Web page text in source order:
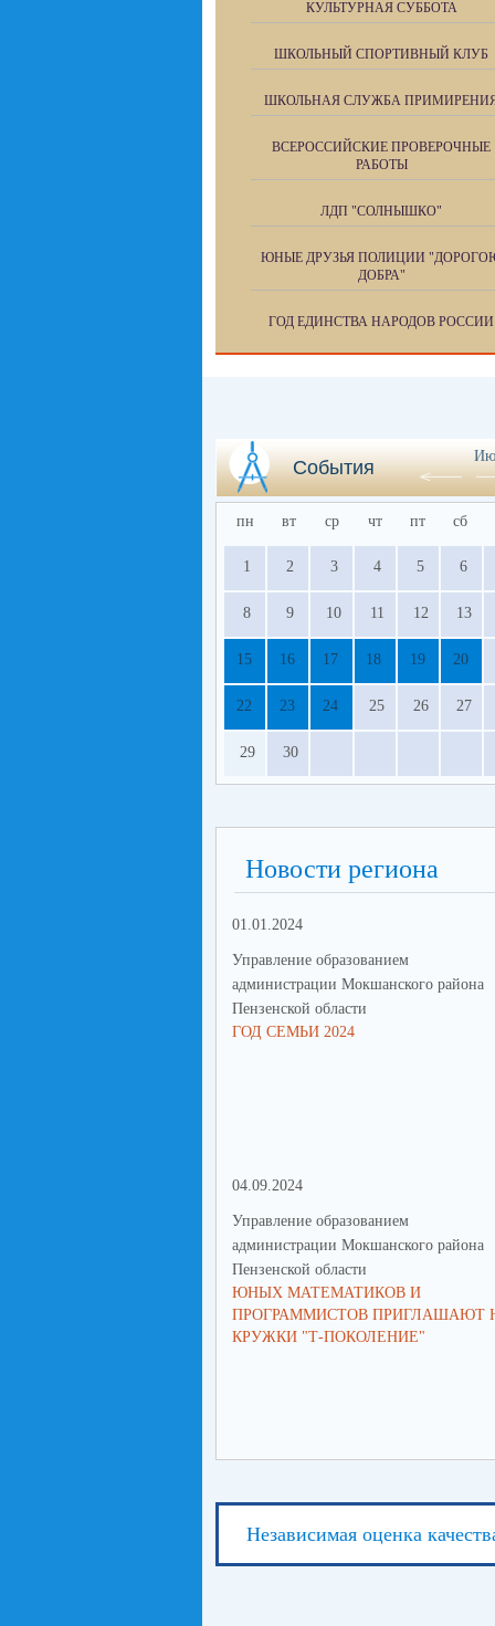
КУЛЬТУРНАЯ СУББОТА
ШКОЛЬНЫЙ СПОРТИВНЫЙ КЛУБ
ШКОЛЬНАЯ СЛУЖБА
ВСЕРОССИЙСКИЕ ПРОВЕРОЧНЫЕ
РАБОТЫ
ЛДП "СОЛНЫШКО"
ЮНЫЕ ДРУЗЬЯ ПОЛИЦИИ
ДОБРА"
ГОД ЕДИНСТВА НАРОДОВ РОССИИ
События
пн вт ср чт пт сб
1 2 3 4 5 6
8 9 10 11 12 13
15 16 17 18 19 20
22 23 24 25 26 27
29 30
Новости региона
01.01.2024
Управление образованием
администрации Мокшанского района
Пензенской области
ГОД СЕМЬИ 2024
04.09.2024
Управление образованием
администрации Мокшанского района
Пензенской области
ЮНЫХ МАТЕМАТИКОВ И
ПРОГРАММИСТОВ ПРИГЛАШАЮТ
КРУЖКИ "Т-ПОКОЛЕНИЕ"
Независимая оценка